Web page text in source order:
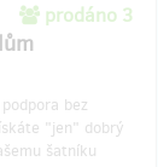
prodáno 3
bez
"jen" dobrý
šatníku